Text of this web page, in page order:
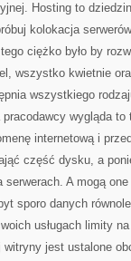
Hosting to
kolokacja
ciężko było by
wszystko kwietnie
wszystkiego
wygląda
internetową i
część dysku, a
A mogą
sporo danych
usługach limity
witryny jest ustalone